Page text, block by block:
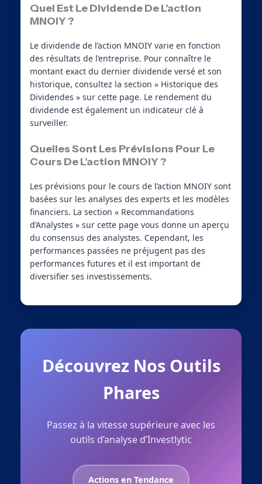
Quel Est Le Dividende De L’action
MNOIY ?
Le dividende de l’action MNOIY varie en fonction
des résultats de l’entreprise. Pour connaître le
montant exact du dernier dividende versé et son
historique, consultez la section « Historique des
Dividendes » sur cette page. Le rendement du
dividende est également un indicateur clé à
surveiller.
Quelles Sont Les Prévisions Pour Le
Cours De L’action MNOIY ?
Les prévisions pour le cours de l’action MNOIY sont
basées sur les analyses des experts et les modèles
financiers. La section « Recommandations
d’Analystes » sur cette page vous donne un aperçu
du consensus des analystes. Cependant, les
performances passées ne préjugent pas des
performances futures et il est important de
diversifier ses investissements.
Découvrez Nos Outils
Phares
Passez à la vitesse supérieure avec les
outils d’analyse d’Investlytic
Actions en Tendance